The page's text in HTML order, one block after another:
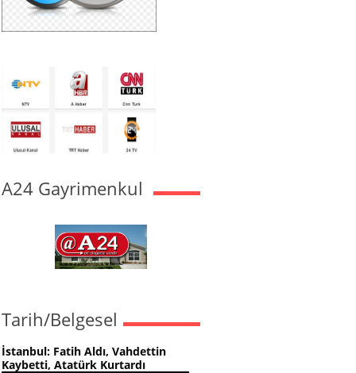
A24 Gayrimenkul
Tarih/Belgesel
İstanbul: Fatih Aldı, Vahdettin
Kaybetti, Atatürk Kurtardı